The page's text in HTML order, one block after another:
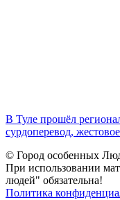
В Туле прошёл
сурдоперевод,
© Город особенных
При использовании
людей" обязательна!
Политика